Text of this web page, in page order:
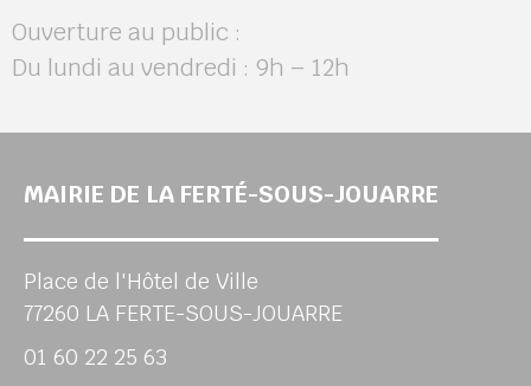
Ouverture au public :
Du lundi au vendredi : 9h – 12h
MAIRIE DE LA FERTÉ-SOUS-JOUARRE
Place de l'Hôtel de Ville
77260 LA FERTE-SOUS-JOUARRE
01 60 22 25 63